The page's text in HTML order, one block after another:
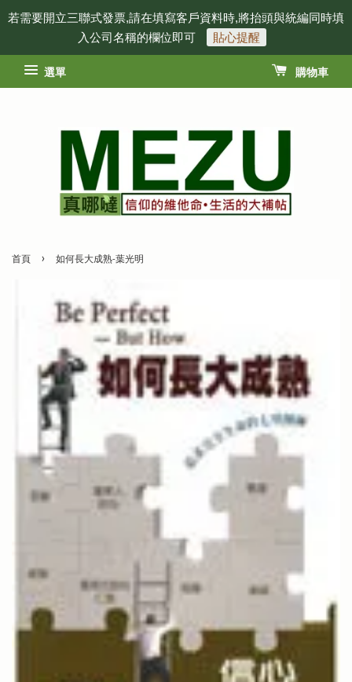
若需要開立三聯式發票,請在填寫客戶資料時,將抬頭與統編同時填
入公司名稱的欄位即可
貼心提醒
選單 購物車
首頁 › 如何長大成熟-葉光明